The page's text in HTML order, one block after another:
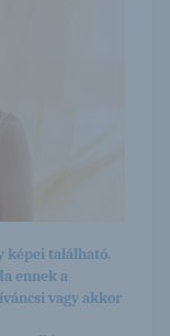
képei található.
ennek a
vagy akkor